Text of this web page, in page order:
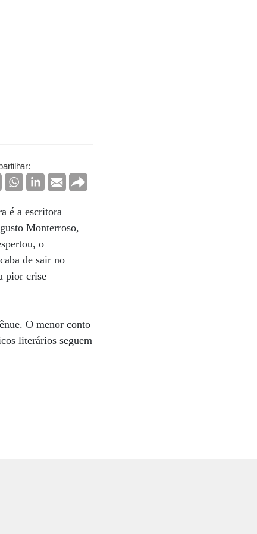
é a escritora
Monterroso,
o
de sair no
pior crise
O menor conto
literários seguem